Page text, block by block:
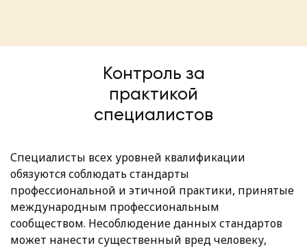
Контроль за
практикой
специалистов
Специалисты всех уровней квалификации
обязуются соблюдать стандарты
профессиональной и этичной практики, принятые
международным профессиональным
сообществом. Несоблюдение данных стандартов
может нанести существенный вред человеку,